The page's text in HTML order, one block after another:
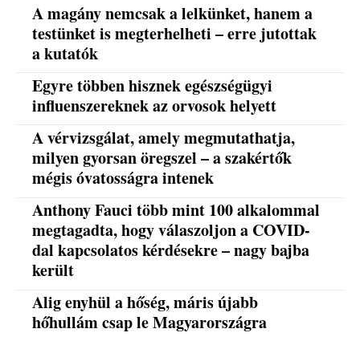
A magány nemcsak a lelkünket, hanem a
testünket is megterhelheti – erre jutottak
a kutatók
Egyre többen hisznek egészségügyi
influenszereknek az orvosok helyett
A vérvizsgálat, amely megmutathatja,
milyen gyorsan öregszel – a szakértők
mégis óvatosságra intenek
Anthony Fauci több mint 100 alkalommal
megtagadta, hogy válaszoljon a COVID-
dal kapcsolatos kérdésekre – nagy bajba
került
Alig enyhül a hőség, máris újabb
hőhullám csap le Magyarországra